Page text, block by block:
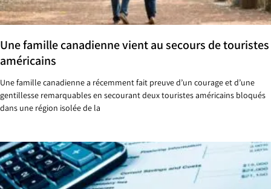
Une famille canadienne vient au secours de touristes
américains
Une famille canadienne a récemment fait preuve d’un courage et d’une
gentillesse remarquables en secourant deux touristes américains bloqués
dans une région isolée de la